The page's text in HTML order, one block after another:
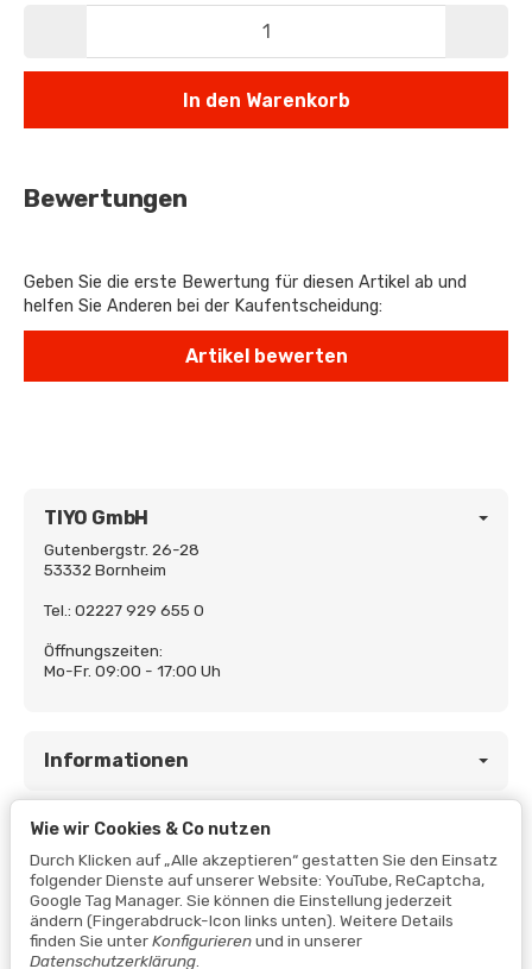
In den Warenkorb
Bewertungen
Geben Sie die erste Bewertung für diesen Artikel ab und
helfen Sie Anderen bei der Kaufentscheidung:
TIYO GmbH
Gutenbergstr. 26-28
53332 Bornheim
Tel.: 02227 929 655 0
Öffnungszeiten:
Mo-Fr. 09:00 - 17:00 Uh
Informationen
Gesetzliche Informationen
Wie wir Cookies & Co nutzen
Durch Klicken auf „Alle akzeptieren“ gestatten Sie den Einsatz
folgender Dienste auf unserer Website: YouTube, ReCaptcha,
Google Tag Manager. Sie können die Einstellung jederzeit
ändern (Fingerabdruck-Icon links unten). Weitere Details
finden Sie unterKonfigurierenund in unserer
Datenschutzerklärung.